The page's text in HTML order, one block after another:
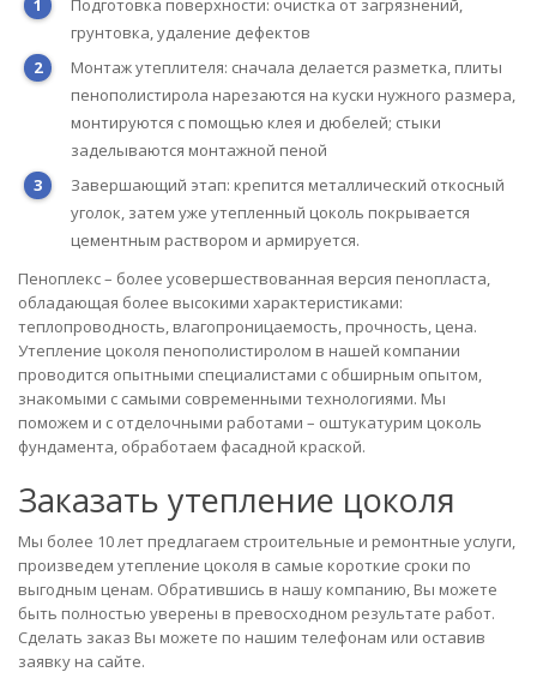
Подготовка поверхности: очистка от загрязнений,
грунтовка, удаление дефектов
Монтаж утеплителя: сначала делается разметка, плиты
пенополистирола нарезаются на куски нужного размера,
монтируются с помощью клея и дюбелей; стыки
заделываются монтажной пеной
Завершающий этап: крепится металлический откосный
уголок, затем уже утепленный цоколь покрывается
цементным раствором и армируется.
Пеноплекс – более усовершествованная версия пенопласта,
обладающая более высокими характеристиками:
теплопроводность, влагопроницаемость, прочность, цена.
Утепление цоколя пенополистиролом в нашей компании
проводится опытными специалистами с обширным опытом,
знакомыми с самыми современными технологиями. Мы
поможем и с отделочными работами – оштукатурим цоколь
фундамента, обработаем фасадной краской.
Заказать утепление цоколя
Мы более 10 лет предлагаем строительные и ремонтные услуги,
произведем утепление цоколя в самые короткие сроки по
выгодным ценам. Обратившись в нашу компанию, Вы можете
быть полностью уверены в превосходном результате работ.
Сделать заказ Вы можете по нашим телефонам или оставив
заявку на сайте.